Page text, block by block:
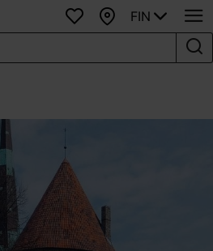
SuosikitKartta
FIN